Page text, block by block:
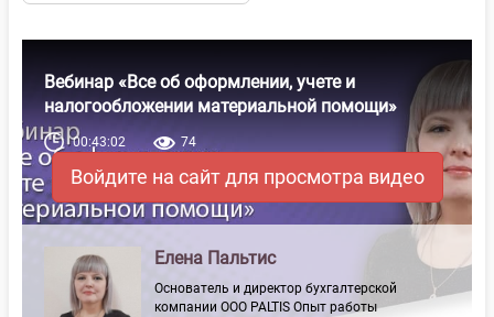
Вебинар «Все об оформлении, учете и
налогообложении материальной помощи»
00:43:02 74
Войдите на сайт для просмотра видео
Елена Пальтис
Основатель и директор бухгалтерской
компании ООО PALTIS Опыт работы